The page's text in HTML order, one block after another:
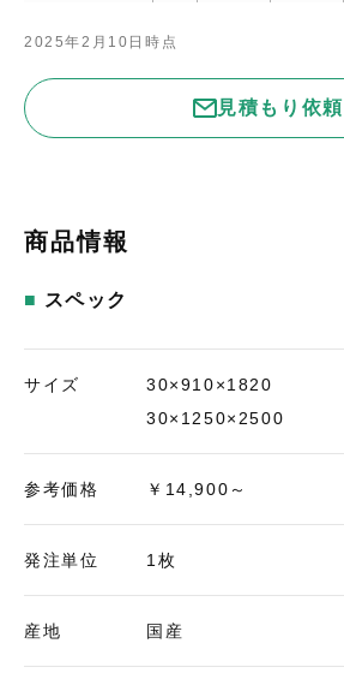
2025年2月10日時点
見積もり依頼
商品情報
スペック
サイズ
30×910×1820
30×1250×2500
参考価格 ￥14,900～
発注単位 1枚
産地 国産